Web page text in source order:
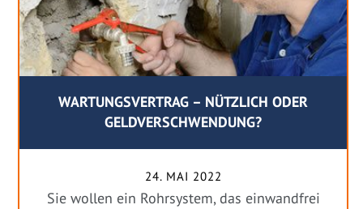
WARTUNGSVERTRAG – NÜTZLICH ODER
GELDVERSCHWENDUNG?
24. MAI 2022
Sie wollen ein Rohrsystem, das einwandfrei